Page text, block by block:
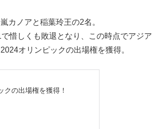
カノアと稲葉玲王の2名。
惜しくも敗退となり、この時点でアジア
オリンピックの出場権を獲得。